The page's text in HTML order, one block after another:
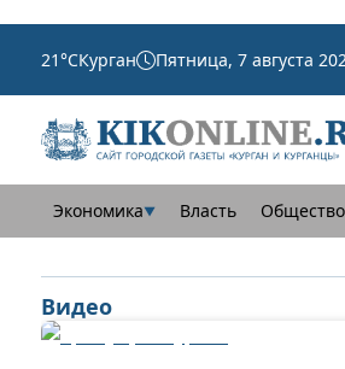
21°CКурган Пятница, 7 августа
Экономика▼ Власть Общество
Видео